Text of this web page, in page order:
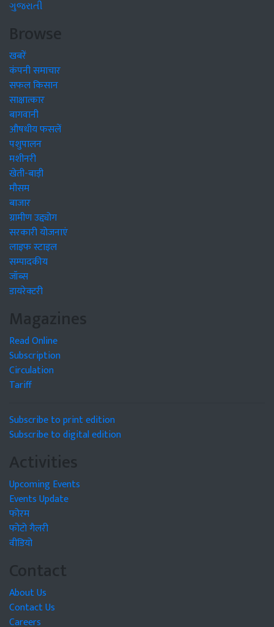
ગુજરાતી
Browse
खबरें
कंपनी समाचार
सफल किसान
साक्षात्कार
बागवानी
औषधीय फसलें
पशुपालन
मशीनरी
खेती-बाड़ी
मौसम
बाजार
ग्रामीण उद्द्योग
सरकारी योजनाएं
लाइफ स्टाइल
सम्पादकीय
जॉब्स
डायरेक्टरी
Magazines
Read Online
Subscription
Circulation
Tariff
Subscribe to print edition
Subscribe to digital edition
Activities
Upcoming Events
Events Update
फोरम
फोटो गैलरी
वीडियो
Contact
About Us
Contact Us
Careers